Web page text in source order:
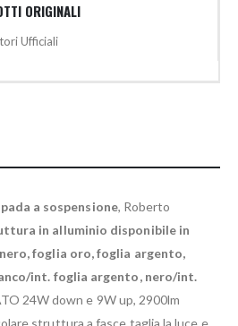
ORIGINALI
Ufficiali
a sospensione, Roberto
in alluminio disponibile in
foglia oro, foglia argento,
int. foglia argento, nero/int.
24W down e 9W up, 2900lm
struttura a fasce taglia la luce e